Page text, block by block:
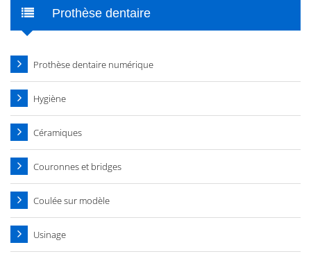
Prothèse dentaire
Prothèse dentaire numérique
Hygiène
Céramiques
Couronnes et bridges
Coulée sur modèle
Usinage